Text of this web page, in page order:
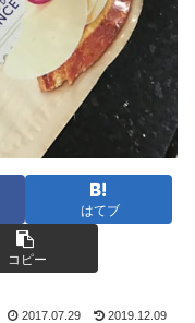
はてブ
コピー
2017.07.29 2019.12.09